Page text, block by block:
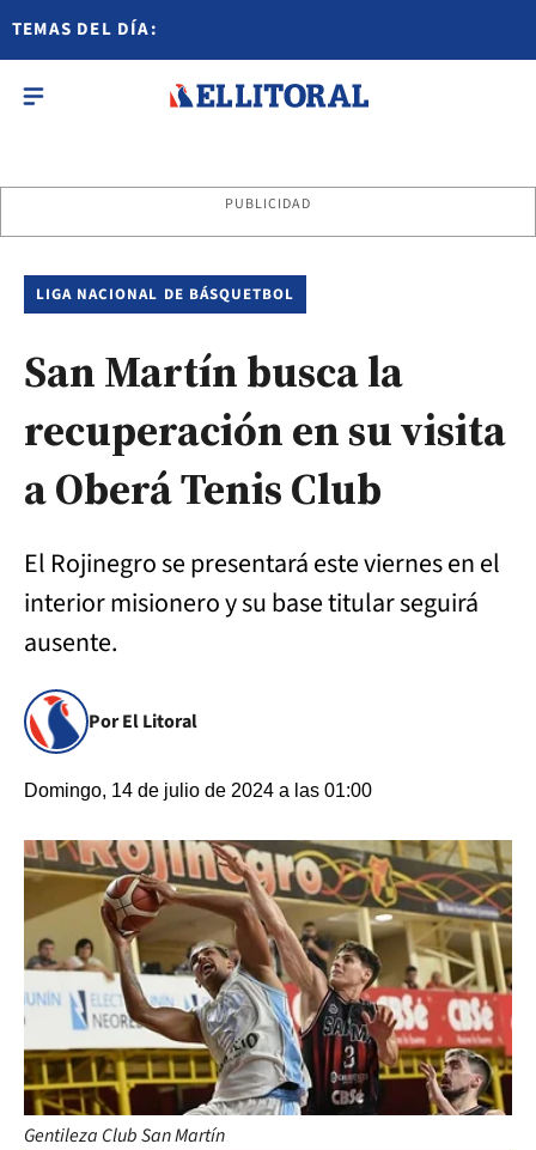
TEMAS DEL DÍA:
PUBLICIDAD
LIGA NACIONAL DE BÁSQUETBOL
San Martín busca la
recuperación en su visita
a Oberá Tenis Club
El Rojinegro se presentará este viernes en el
interior misionero y su base titular seguirá
ausente.
Por El Litoral
Domingo, 14 de julio de 2024 a las 01:00
Gentileza Club San Martín